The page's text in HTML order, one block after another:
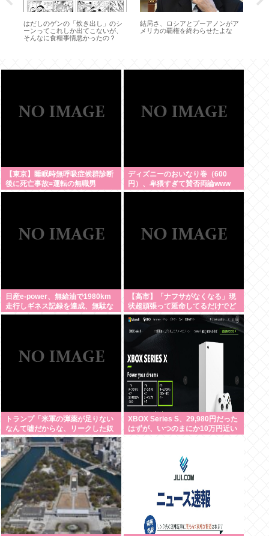
はだしのゲンの「炊き出し」のシ
ーンってこれしか出てこないが、
そんなに食糧事情悪かったの？
結局さ、ロシアとプーアノンがア
メリカの覇権を終わらせたよな
【東京】睡眠時無呼吸症候群診断
後に死亡事故=運転の無職男
（34）、独断で治療中断-危険運転
ディズニーのおいなり巻（600
円）、卑猥すぎて賛否両論www
日産e-power、無給油で1980km
走行しギネス記録を達成、無駄な
発電や送電ロスなくEVよりエコを
【高市】「ナフサがなくなる」現
状超頑張って延命してるだけでど
んどん不足してる状況は改善して
ないのにもうナフサあることにな
った理由
トランプ「米軍の弾薬が足りない
なんて嘘だからな、リークした奴
は懲役刑だ！」
XBOX Series S、29,980円だった
はずが、いつのまにか10万円近い